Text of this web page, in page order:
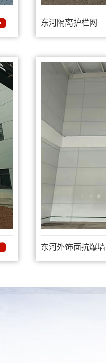
东河隔离护栏网
东河外饰面抗爆墙